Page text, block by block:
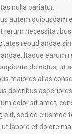
nulla pariatur.
autem quibusdam
rerum
repudiandae
Itaque earum
delectus, ut
maiores alias
doloribus
dolor sit amet,
elit, sed do eiusmod
labore et dolore